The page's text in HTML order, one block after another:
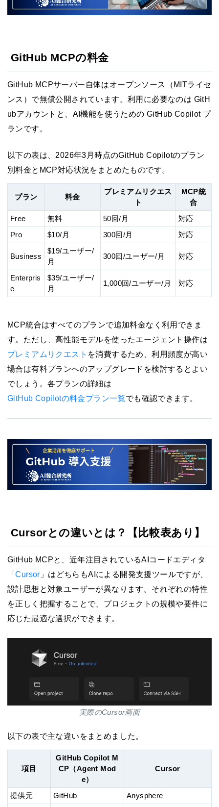
GitHub MCPの料金
GitHub MCPサーバー自体はオープンソース（MITライセ
ンス）で無償公開されています。利用に必要なのは GitH
ubアカウントと、AI機能を使うための GitHub Copilot プ
ランです。
以下の表は、2026年3月時点のGitHub Copilotのプラン
別料金とMCP対応状況をまとめたものです。
プラン 料金
プレミアムリクエス
ト
MCP統
合
Free
無料 50回/月
対応
Pro
$10/月 300回/月 対応
Business
$19/ユーザー/
月
300回/ユーザー/月 対応
Enterpris
e
$39/ユーザー/
月
1,000回/ユーザー/月 対応
MCP統合はすべてのプランで追加料金なく利用できま
す。ただし、高性能モデルを使ったエージェント操作は
プレミアムリクエスト を消費するため、利用頻度が高い
場合は有料プランへのアップグレードを検討するとよい
でしょう。各プランの詳細は
GitHub Copilotの料金プラン一覧でも確認できます。
Cursorとの違いとは？【比較表あり】
GitHub MCPと、近年注目されているAIコードエディタ
「Cursor 」はどちらもAIによる開発支援ツールですが、
設計思想と対象ユーザーが異なります。それぞれの特性
を正しく把握することで、プロジェクトの規模や要件に
応じた最適な選択ができます。
実際のCursor画面
以下の表で主な違いをまとめました。
項目
GitHub Copilot M
CP（Agent Mod
e）
Cursor
提供元 GitHub Anysphere